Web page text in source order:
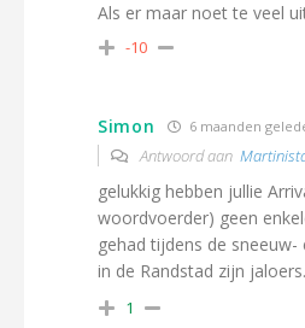
Als er maar noet te veel
-10
Simon 6 maanden
Antwoord aan
gelukkig hebben jullie
woordvoerder) geen
gehad tijdens de
in de Randstad zijn jaloers.
1